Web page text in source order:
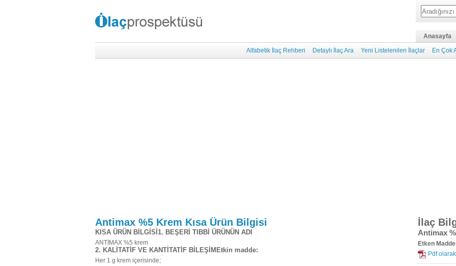
Anasayfa
Alfabetik İlaç Rehberi
Detaylı İlaç Ara Yeni Listelenilen İlaçlar En Çok
Antimax %5 Krem Kısa Ürün Bilgisi
KISA ÜRÜN BİLGİSİ1. BEŞERİ TIBBİ ÜRÜNÜN ADI
ANTİMAX %5 krem
2. KALİTATİF VE KANTİTATİF BİLEŞİMEtkin madde:
Her 1 g krem içerisinde;
İlaç
Antimax
Etken
Pdf